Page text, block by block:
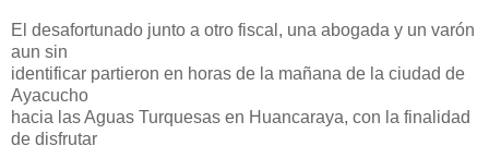
El desafortunado junto a otro fiscal, una abogada y un varón
aun sin
identificar partieron en horas de la mañana de la ciudad de
Ayacucho
hacia las Aguas Turquesas en Huancaraya, con la finalidad
de disfrutar